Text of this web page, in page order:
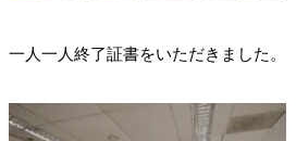
一人一人終了証書をいただきました。